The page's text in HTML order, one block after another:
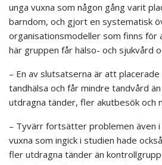
unga vuxna som någon gång varit
barndom, och gjort en systematisk
organisationsmodeller som finns för
här gruppen får hälso- och sjukvård
– En av slutsatserna är att
tandhälsa och får mindre tandvård
utdragna tänder, fler akutbesök och
– Tyvärr fortsätter problemen även i
vuxna som ingick i studien hade
fler utdragna tänder än